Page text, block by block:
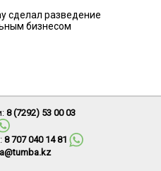
сделал разведение
бизнесом
8 (7292) 53 00 03
8 707 040 14 81